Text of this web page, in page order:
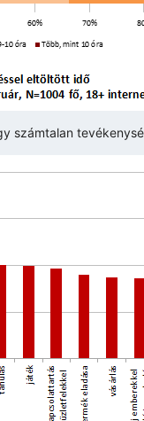
számtalan